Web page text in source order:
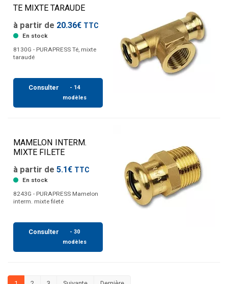
TE MIXTE TARAUDE
à partir de 20.36€ TTC
En stock
8130G - PURAPRESS Té, mixte
taraudé
Consulter
- 14
modèles
MAMELON INTERM.
MIXTE FILETE
à partir de 5.1€ TTC
En stock
8243G - PURAPRESS Mamelon
interm. mixte fileté
Consulter
- 30
modèles